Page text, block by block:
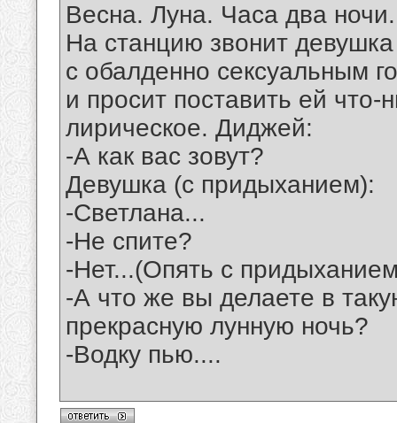
Весна. Луна. Часа два ночи.
На станцию звонит девушка
с обалденно сексуальным
и просит поставить ей что-
лирическое. Диджей:
-А как вас зовут?
Девушка (с придыханием):
-Светлана...
-Не спите?
-Нет...(Опять с
-А что же вы делаете в
прекрасную лунную ночь?
-Водку пью....